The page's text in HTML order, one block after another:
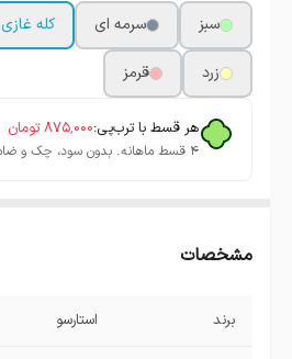
سبز
سرمه ای کله غازی
زرد قرمز
هر قسط با ترب‌پی:۸۷۵٬۰۰۰ تومان
۴ قسط ماهانه. بدون سود، چک و ضامن.
مشخصات
برند استارسو